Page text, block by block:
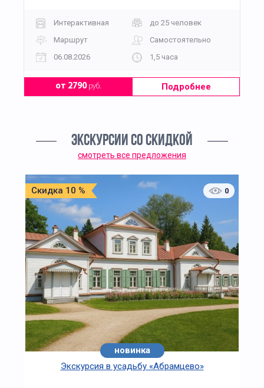
Интерактивная
до 25 человек
Маршрут
Самостоятельно
06.08.2026
1,5 часа
от 2790руб. Подробнее
ЭКСКУРСИИ СО СКИДКОЙ
смотреть все предложения
Скидка 10 % 0
хит
новинка
Экскурсия в усадьбу «Абрамцево»